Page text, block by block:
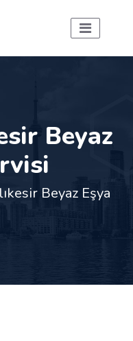
Beyaz
Beyaz Eşya